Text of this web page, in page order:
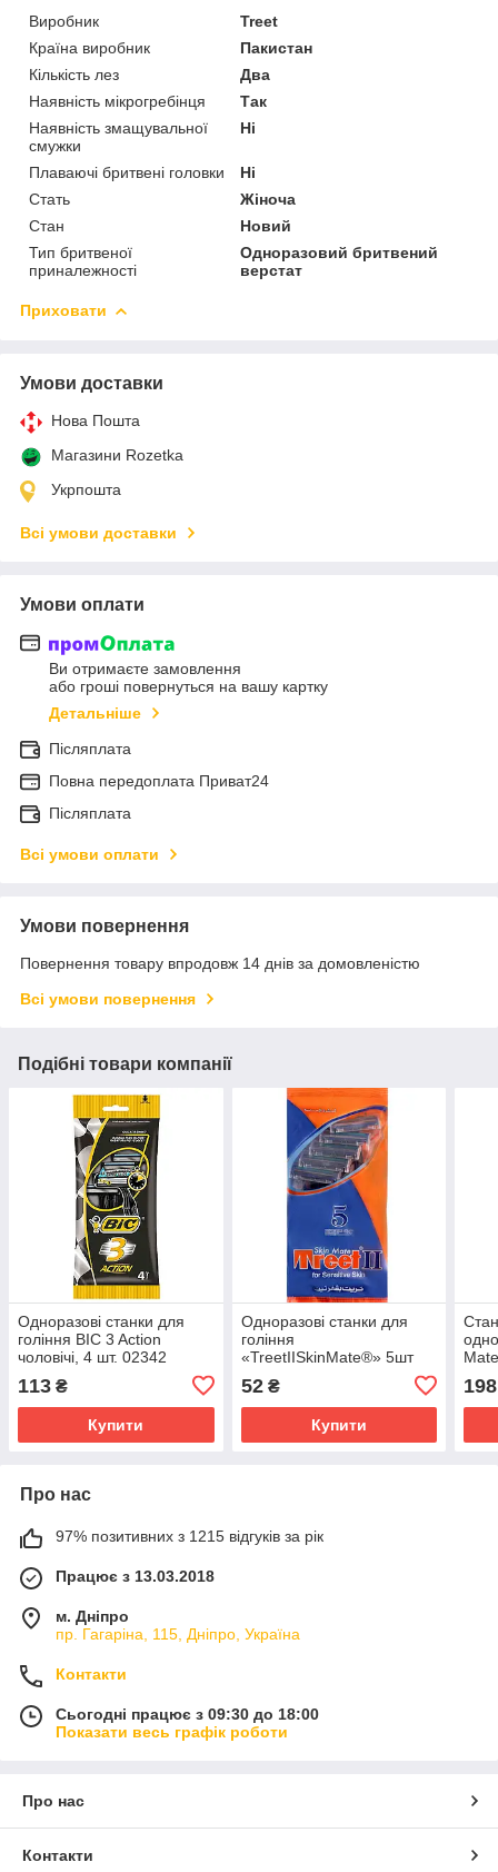
Виробник
Treet
Країна виробник
Пакистан
Кількість лез
Два
Наявність мікрогребінця
Так
Наявність змащувальної
смужки
Ні
Плаваючі бритвені головки
Ні
Стать
Жіноча
Стан
Новий
Тип бритвеної
приналежності
Одноразовий бритвений
верстат
Приховати
Умови доставки
Нова Пошта
Магазини Rozetka
Укрпошта
Всі умови доставки
Умови оплати
Ви отримаєте замовлення
або гроші повернуться на вашу картку
Детальніше
Післяплата
Повна передоплата Приват24
Післяплата
Всі умови оплати
Умови повернення
Повернення товару впродовж 14 днів за домовленістю
Всі умови повернення
Подібні товари компанії
Одноразові станки для
гоління BIC 3 Action
чоловічі, 4 шт. 02342
113 ₴
Купити
Одноразові станки для
гоління
«TreetIISkinMate®» 5шт
52₴
Купити
198
Про нас
97% позитивних з 1215 відгуків за рік
Працює з 13.03.2018
м. Дніпро
пр. Гагаріна, 115, Дніпро, Україна
Контакти
Сьогодні працює з 09:30 до 18:00
Показати весь графік роботи
Про нас
Контакти